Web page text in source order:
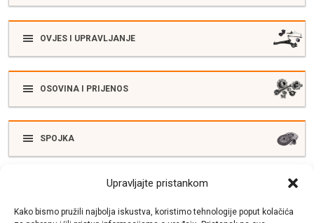
Upravljajte pristankom
Kako bismo pružili najbolja iskustva, koristimo tehnologije poput kolačića
OVJES I UPRAVLJANJE
OSOVINA I PRIJENOS
SPOJKA